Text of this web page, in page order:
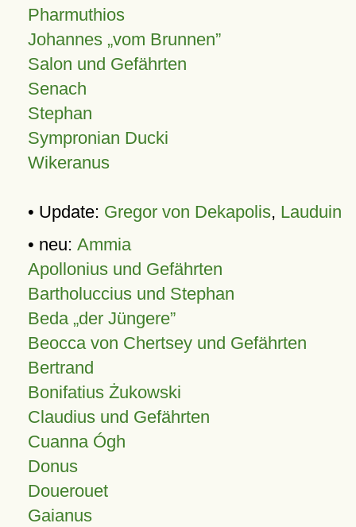
Pharmuthios
Johannes vom Brunnen
Salon und Gefährten
Senach
Stephan
Sympronian Ducki
Wikeranus
• Update: Gregor von Dekapolis, Lauduin
• neu: Ammia
Apollonius und Gefährten
Bartholuccius und Stephan
Beda „der Jüngere”
Beocca von Chertsey und Gefährten
Bertrand
Bonifatius Żukowski
Claudius und Gefährten
Cuanna Ógh
Donus
Douerouet
Gaianus